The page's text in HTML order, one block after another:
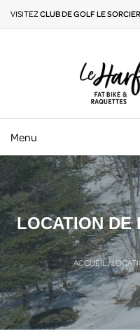
VISITEZCLUB DE GOLF LE SORCIER
Menu
LOCATION DE
ACCUEIL/